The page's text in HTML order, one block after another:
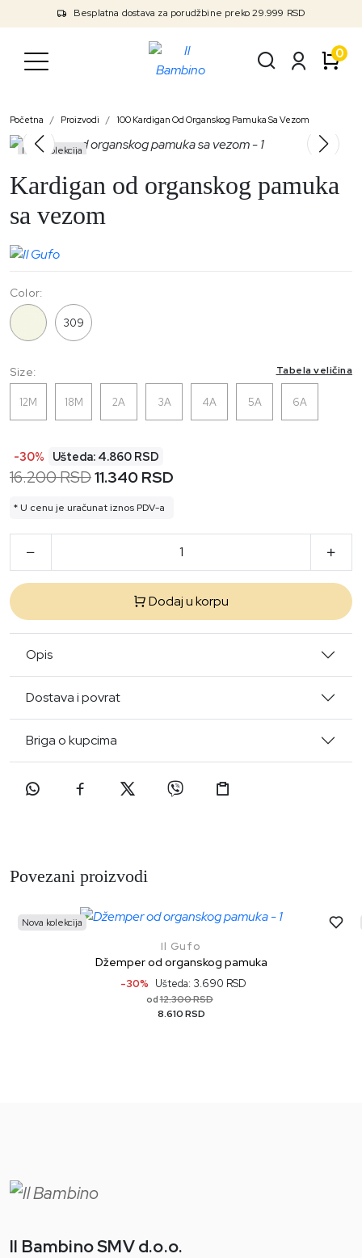
Besplatna dostava za porudžbine preko 29.999 RSD
0
Početna Proizvodi 100 Kardigan Od Organskog Pamuka Sa Vezom
Nova kolekcija
Kardigan od organskog pamuka
sa vezom
Size: Tabela veličina
12M 18M 2A 3A 4A 5A 6A
Color:
309
-30% Ušteda: 4.860 RSD
16.200 RSD11.340 RSD
* U cenu je uračunat iznos PDV-a
Dodaj u korpu
Opis
Dostava i povrat
Briga o kupcima
Povezani proizvodi
Nova kolekcija
Il Gufo
Džemper od organskog pamuka
-30% Ušteda: 3.690 RSD
od12.300 RSD
8.610 RSD
Il Bambino SMV d.o.o.